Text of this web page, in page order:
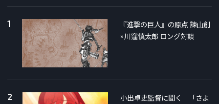
1
『進撃の巨人』の原点 諫山創
×川窪慎太郎 ロング対談
2
小出卓史監督に聞く 「さよ